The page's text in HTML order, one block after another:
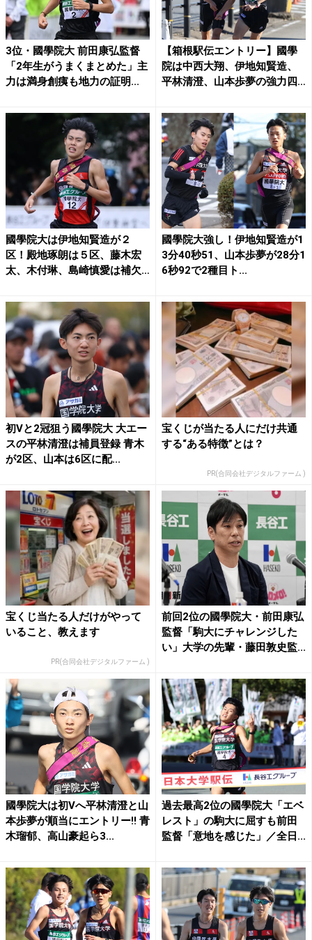
3位・國學院大 前田康弘監督
「2年生がうまくまとめた」主
力は満身創痍も地力の証明...
【箱根駅伝エントリー】國學
院は中西大翔、伊地知賢造、
平林清澄、山本歩夢の強力四
國學院大は伊地知賢造が２
区！殿地琢朗は５区、藤木宏
太、木付琳、島崎慎愛は補欠
國學院大強し！伊地知賢造が1
3分40秒51、山本歩夢が28分1
6秒92で2種目ト...
初Vと2冠狙う國學院大 大エー
スの平林清澄は補員登録 青木
が2区、山本は6区に配...
宝くじが当たる人にだけ共通
する“ある特徴”とは？
PR(合同会社デジタルファーム )
宝くじ当たる人だけがやって
いること、教えます
PR(合同会社デジタルファーム )
前回2位の國學院大・前田康弘
監督「駒大にチャレンジした
い」大学の先輩・藤田敦史監...
國學院大は初Vへ平林清澄と山
本歩夢が順当にエントリー!! 青
木瑠郁、高山豪起ら3...
過去最高2位の國學院大「エベ
レスト」の駒大に屈すも前田
監督「意地を感じた」／全日...